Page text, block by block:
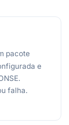
pacote
e
falha.